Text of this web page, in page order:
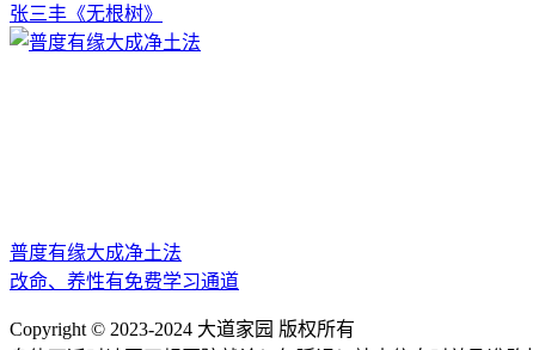
张三丰《无根树》
普度有缘大成净土法
改命、养性有免费学习通道
Copyright © 2023-2024 大道家园 版权所有